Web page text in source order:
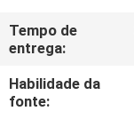
CONTROLE
DA
QUALIDADE
Tempo de
entrega:
Habilidade da
fonte: